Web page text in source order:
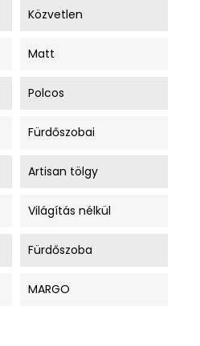
Közvetlen
Matt
Polcos
Fürdőszobai
Artisan tölgy
Világítás nélkül
Fürdőszoba
MARGO